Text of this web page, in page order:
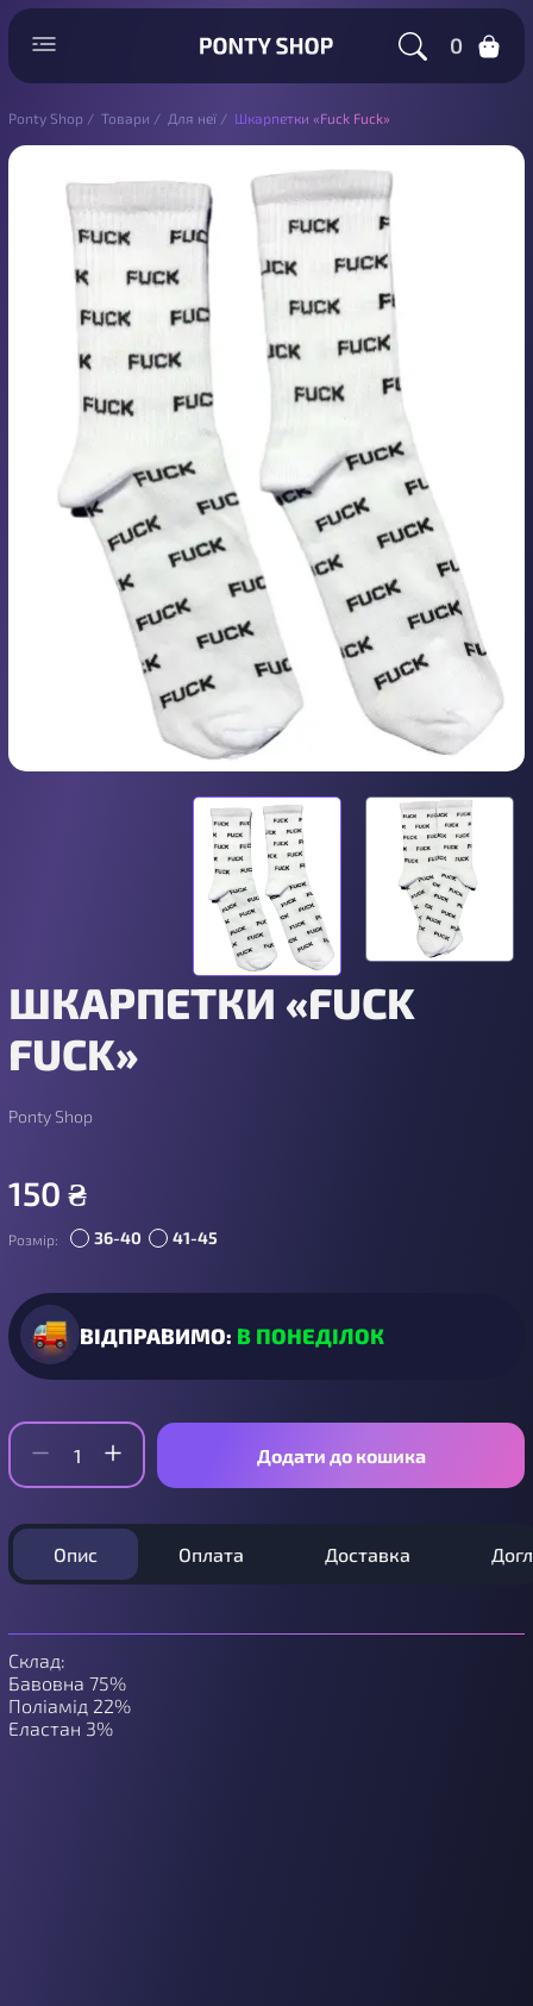
0
Ponty Shop / Товари / Для неї / Шкарпетки «Fuck Fuck»
ШКАРПЕТКИ «FUCK
FUCK»
Ponty Shop
150 ₴
Розмір: 36-40 41-45
ВІДПРАВИМО: В ПОНЕДІЛОК
Додати до кошика
Опис Оплата Доставка
Склад:
Бавовна 75%
Поліамід 22%
Еластан 3%